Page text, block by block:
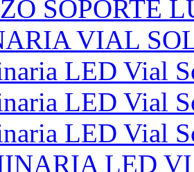
SOPORTE
VIAL
LED Vial
LED Vial
LED Vial
LED